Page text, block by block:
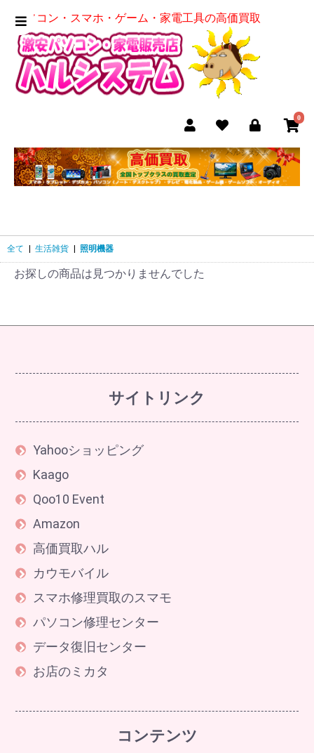
パソコン・スマホ・ゲーム・家電工具の高価買取
0
全て | 生活雑貨 | 照明機器
お探しの商品は見つかりませんでした
サイトリンク
Yahooショッピング
Kaago
Qoo10 Event
Amazon
高価買取ハル
カウモバイル
スマホ修理買取のスマモ
パソコン修理センター
データ復旧センター
お店のミカタ
コンテンツ